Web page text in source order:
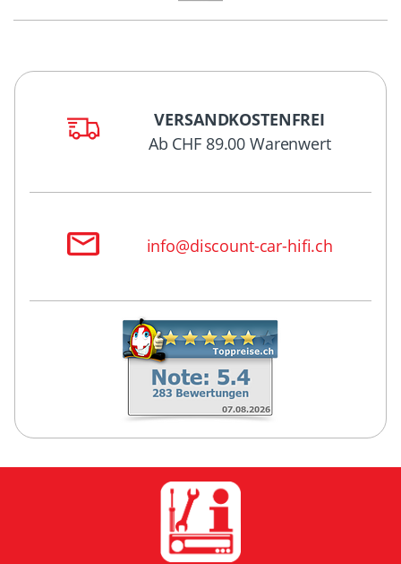
VERSANDKOSTENFREI
Ab CHF 89.00 Warenwert
info@discount-car-hifi.ch